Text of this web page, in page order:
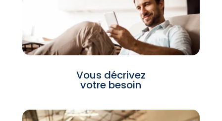
Vous décrivez
votre besoin